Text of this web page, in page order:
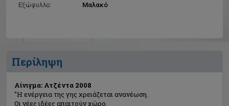
Εξώφυλλο:
Μαλακό
Περίληψη
Αίνιγμα: Ατζέντα 2008
"Η ενέργεια της γης χρειάζεται ανανέωση.
Οι νέες ιδέες απαιτούν χώρο.